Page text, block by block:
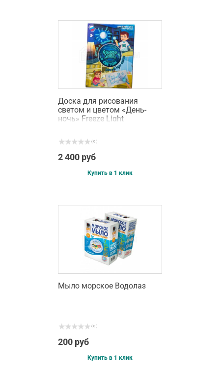
Доска для рисования
светом и цветом «День-
ночь» Freeze Light
( 0 )
2 400 руб
Купить в 1 клик
Мыло морское Водолаз
( 0 )
200 руб
Купить в 1 клик